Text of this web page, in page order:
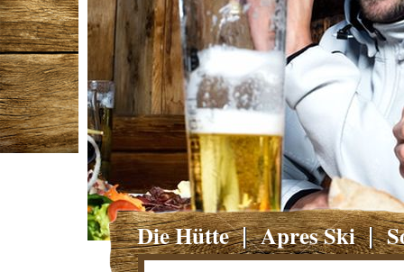
Die Hütte Apres Ski